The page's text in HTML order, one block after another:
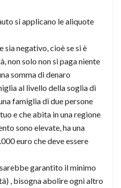
si applicano le aliquote
sia negativo, cioè se si è
non solo non si paga niente
somma di denaro
al livello della soglia di
famiglia di due persone
e che abita in una regione
sono elevate, ha una
euro che deve essere
garantito il minimo
, bisogna abolire ogni altro